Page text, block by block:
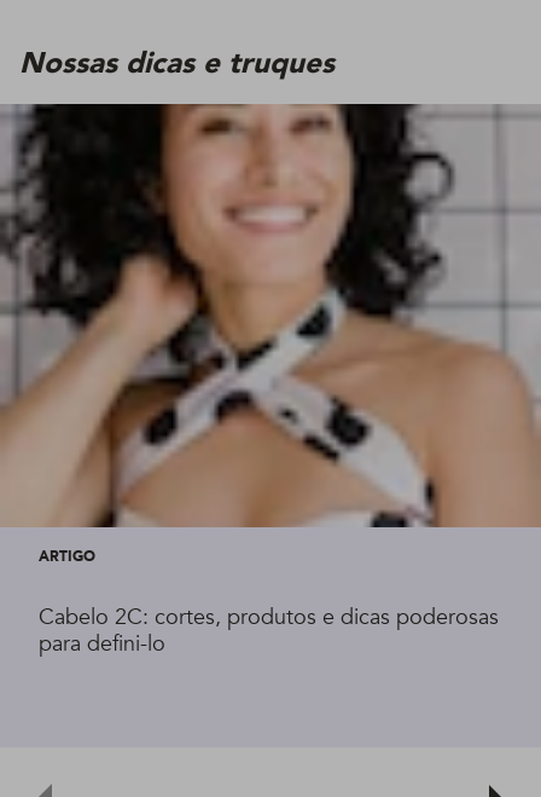
Nossas dicas e truques
ARTIGO
Cabelo 2C: cortes, produtos e dicas poderosas
para defini-lo